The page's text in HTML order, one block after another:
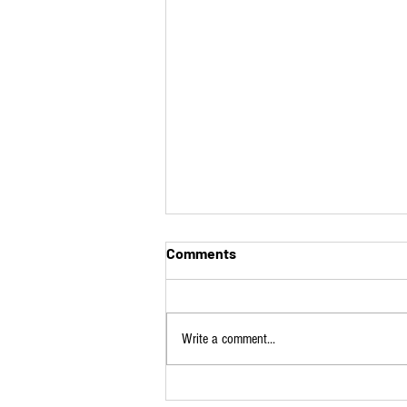
PLUi Ouest : approuvé
Comments
Write a comment...